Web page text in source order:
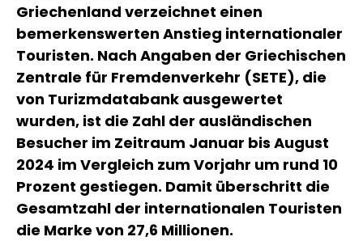
Griechenland verzeichnet einen
bemerkenswerten Anstieg internationaler
Touristen. Nach Angaben der Griechischen
Zentrale für Fremdenverkehr (SETE), die
von Turizmdatabank ausgewertet
wurden, ist die Zahl der ausländischen
Besucher im Zeitraum Januar bis August
2024 im Vergleich zum Vorjahr um rund 10
Prozent gestiegen. Damit überschritt die
Gesamtzahl der internationalen Touristen
die Marke von 27,6 Millionen.